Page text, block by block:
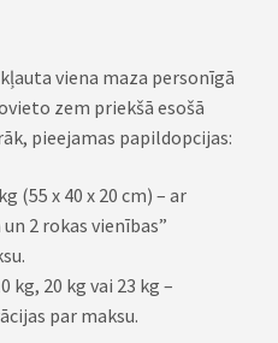
viena maza personīgā
zem priekšā esošā
pieejamas papildopcijas:
(55 x 40 x 20 cm) – ar
2 rokas vienības”
kg, 20 kg vai 23 kg –
par maksu.